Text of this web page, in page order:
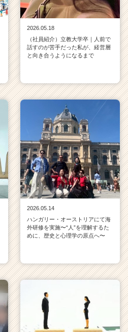
2026.05.18
（社員紹介）立教大学卒｜人前で
話すのが苦手だった私が、経営層
と向き合うようになるまで
2026.05.14
ハンガリー・オーストリアにて海
外研修を実施〜“人”を理解するた
めに、歴史と心理学の原点へ〜